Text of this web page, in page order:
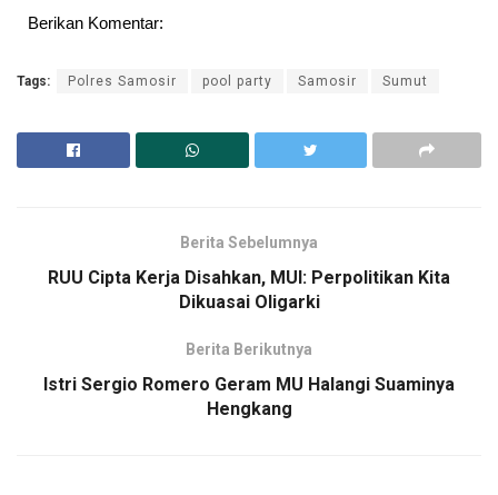
Berikan Komentar:
Tags: Polres Samosir pool party Samosir Sumut
Berita Sebelumnya
RUU Cipta Kerja Disahkan, MUI: Perpolitikan Kita
Dikuasai Oligarki
Berita Berikutnya
Istri Sergio Romero Geram MU Halangi Suaminya
Hengkang